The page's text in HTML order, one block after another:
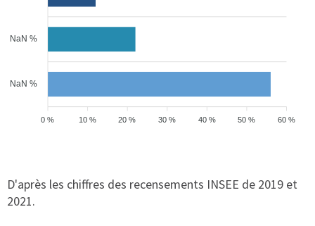
NaN %
NaN %
60 %
50 %
40 %
30 %
20 %
10 %
0 %
D'après les chiffres des recensements INSEE de 2019 et
2021.